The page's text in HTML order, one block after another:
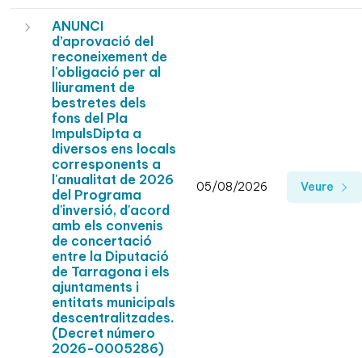
ANUNCI
d’aprovació del
reconeixement de
l'obligació per al
lliurament de
bestretes dels
fons del Pla
ImpulsDipta a
diversos ens locals
corresponents a
l'anualitat de 2026
del Programa
d'inversió, d'acord
amb els convenis
de concertació
entre la Diputació
de Tarragona i els
ajuntaments i
entitats municipals
descentralitzades.
(Decret número
2026-0005286)
05/08/2026 Veure